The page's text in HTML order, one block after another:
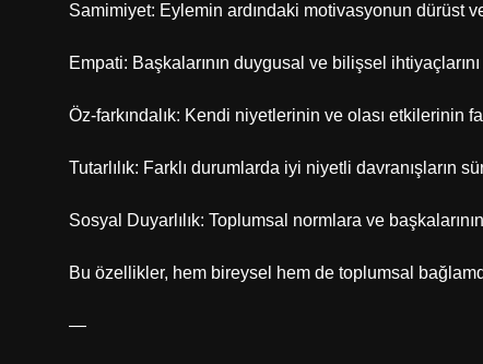
Samimiyet: Eylemin ardındaki motivasyonun dürüst
Empati: Başkalarının duygusal ve bilişsel
Öz-farkındalık: Kendi niyetlerinin ve olası etkilerinin
Tutarlılık: Farklı durumlarda iyi niyetli davranışların
Sosyal Duyarlılık: Toplumsal normlara ve
Bu özellikler, hem bireysel hem de toplumsal
—